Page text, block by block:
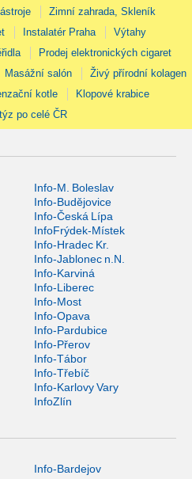
Zimní zahrada, Skleník
Instalatér Praha
Výtahy
Prodej elektronických cigaret
Masážní salón
Živý přírodní kolagen
kotle
Klopové krabice
po celé ČR
Info-M. Boleslav
Info-Budějovice
Info-Česká Lípa
InfoFrýdek-Místek
Info-Hradec Kr.
Info-Jablonec n.N.
Info-Karviná
Info-Liberec
Info-Most
Info-Opava
Info-Pardubice
Info-Přerov
Info-Tábor
Info-Třebíč
Info-Karlovy Vary
InfoZlín
Info-Bardejov